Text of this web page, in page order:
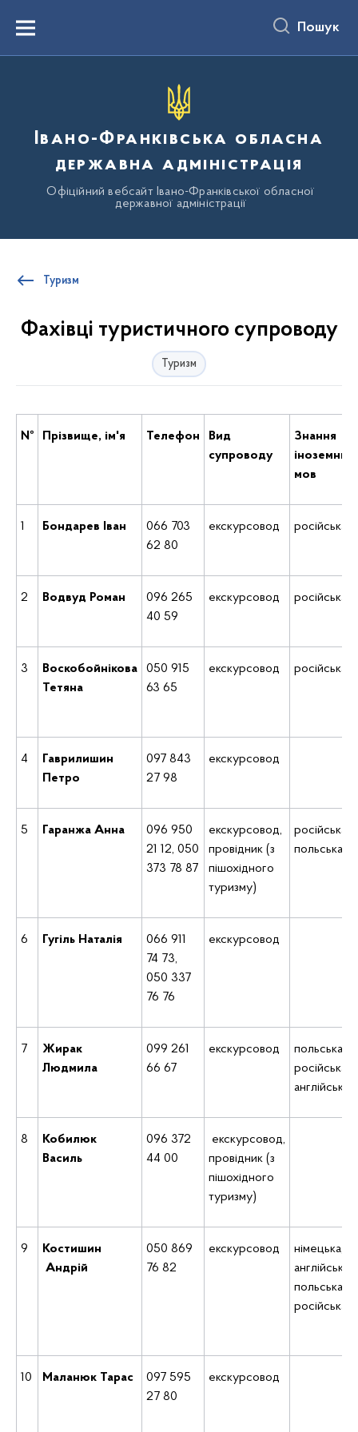
вмістуMenu Пошук
Івано-Франківська обласна
державна адміністрація
Офіційний вебсайт Івано-Франківської обласної
державної адміністрації
Туризм
Фахівці туристичного супроводу
Туризм
№ Прізвище, ім'я Телефон
Вид
супроводу
Знання
іноземних
мов
1 Бондарев Іван
066 703
62 80
екскурсовод російська
2 Водвуд Роман
096 265
40 59
екскурсовод російська
3
Воскобойнікова
Тетяна
050 915
63 65
екскурсовод російська
4
Гаврилишин
Петро
097 843
27 98
екскурсовод
5 Гаранжа Анна
096 950
21 12, 050
373 78 87
екскурсовод,
провідник (з
пішохідного
туризму)
російська,
польська
6 Гугіль Наталія
066 911
74 73,
050 337
76 76
екскурсовод
7
Жирак
Людмила
099 261
66 67
екскурсовод
польська,
російська,
англійська
8
Кобилюк
Василь
096 372
44 00
екскурсовод,
провідник (з
пішохідного
туризму)
9
Костишин
Андрій
050 869
76 82
екскурсовод
німецька,
англійська,
польська,
російська
10 Маланюк Тарас
097 595
27 80
екскурсовод